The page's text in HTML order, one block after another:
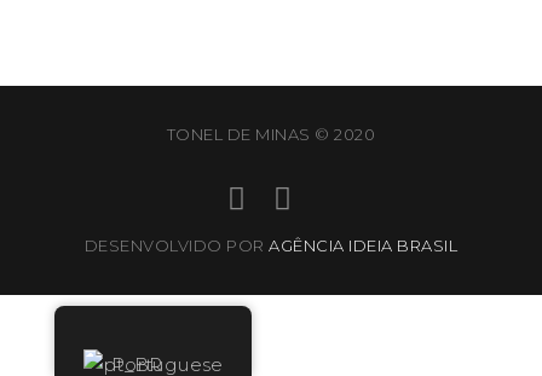
TONEL DE MINAS © 2020
DESENVOLVIDO PORAGÊNCIA IDEIA BRASIL
Portuguese